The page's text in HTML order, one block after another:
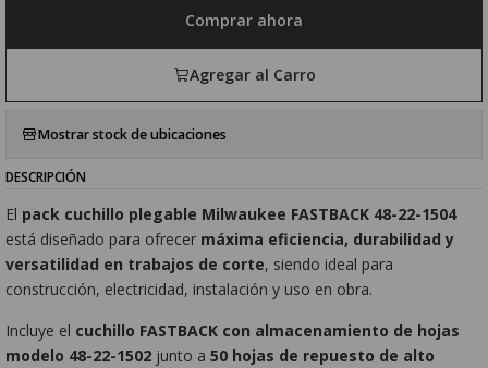
Agregar al Carro
Comprar ahora
Mostrar stock de ubicaciones
DESCRIPCIÓN
El pack cuchillo plegable Milwaukee FASTBACK 48-22-1504
está diseñado para ofrecer máxima eficiencia, durabilidad y
versatilidad en trabajos de corte, siendo ideal para
construcción, electricidad, instalación y uso en obra.
Incluye el cuchillo FASTBACK con almacenamiento de hojas
modelo 48-22-1502 junto a50 hojas de repuesto de alto